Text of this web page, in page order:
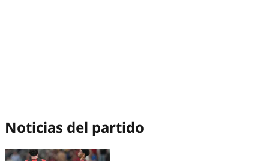
Noticias del partido